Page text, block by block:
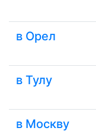
в Орел
в Тулу
в Москву